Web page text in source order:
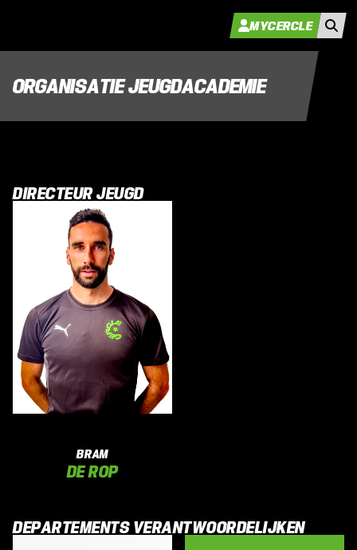
MYCERCLE
ORGANISATIE JEUGDACADEMIE
DIRECTEUR JEUGD
BRAM
DE ROP
DEPARTEMENTS VERANTWOORDELIJKEN